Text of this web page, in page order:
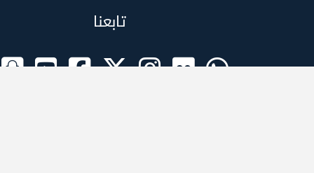
تابعنا